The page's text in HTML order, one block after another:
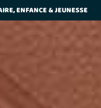
ENFANCE & JEUNESSE
L'ensemble des
trouvés